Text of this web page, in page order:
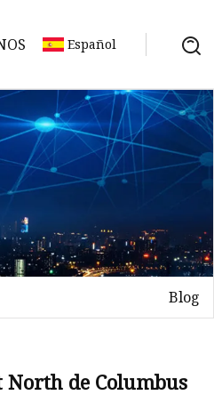
Español
Blog
North de Columbus